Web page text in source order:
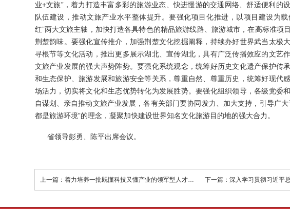
业+文旅”，着力打造丰富多彩的旅游业态、快进慢游的交通网络、舒适便利的
队伍建设，推动文旅产业水平整体提升。要强化项目化推进，以项目建设为载
红”两大文旅主轴，加快打造各具特色的精品旅游线路、旅游城市，在高标准项
荆楚韵味。要强化宣传推介，加强荆楚文化挖掘阐释，持续办好世界武当太极
寻根节等文化活动，推出更多展示湖北、宣传湖北，具有广泛传播效应的文艺
文旅产业发展的强大声势阵势。要强化系统观念，统筹好历史文化遗产保护传
和生态保护、旅游发展和旅游安全等关系，尊重自然、尊重历史，统筹好现代
场活力，切实将文化和生态优势转化为发展胜势。要强化组织领导，各级党委
自谋划、亲自推动文旅产业发展，各有关部门要协同发力、加大支持，引导广大
都是旅游环境”的理念，凝聚加快建设世界知名文化旅游目的地的强大合力。
省领导彭勇、陈平出席会议。
上一篇：着力培养一批既懂科技又懂产业的领军型人才 更好推动科技创新和产业创新深度融合发展